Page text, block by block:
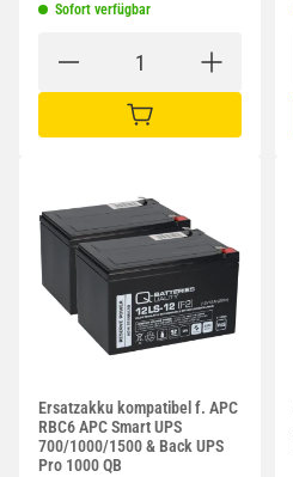
Sofort verfügbar
IN DEN WARENKORB
Ersatzakku kompatibel f. APC
RBC6 APC Smart UPS
700/1000/1500 & Back UPS
Pro 1000 QB